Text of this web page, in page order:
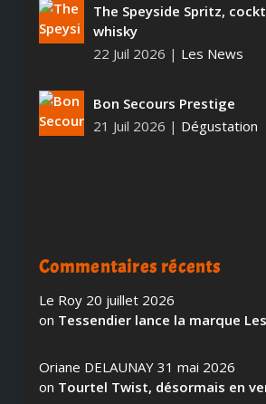
The Speyside Spritz,
whisky
22 Juil 2026 | Les News
Bon Secours Prestige
21 Juil 2026 | Dégustation
Commentaires récents
Le Roy 20 juillet 2026
on Tessendier lance la marque
Oriane DELAUNAY 31 mai 2026
on Tourtel Twist, désormais en